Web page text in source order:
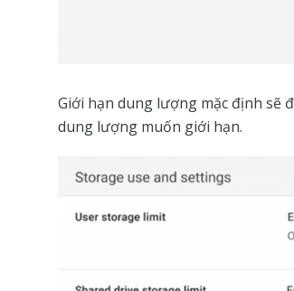
Giới hạn dung lượng mặc định sẽ
dung lượng muốn giới hạn.